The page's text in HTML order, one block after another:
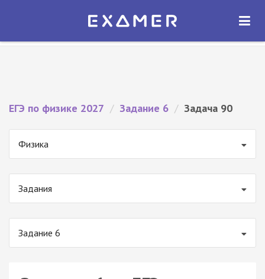
Экзамер — ЕГЭ 2027
ОТКРЫТЬ
ЕГЭ по физике 2027 / Задание 6 / Задача 90
Физика
Задания
Задание 6